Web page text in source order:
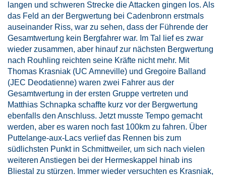
langen und schweren Strecke die Attacken gingen los. Als
das Feld an der Bergwertung bei Cadenbronn erstmals
auseinander Riss, war zu sehen, dass der Führende der
Gesamtwertung kein Bergfahrer war. Im Tal lief es zwar
wieder zusammen, aber hinauf zur nächsten Bergwertung
nach Rouhling reichten seine Kräfte nicht mehr. Mit
Thomas Krasniak (UC Amneville) und Gregoire Balland
(JEC Deodatienne) waren zwei Fahrer aus der
Gesamtwertung in der ersten Gruppe vertreten und
Matthias Schnapka schaffte kurz vor der Bergwertung
ebenfalls den Anschluss. Jetzt musste Tempo gemacht
werden, aber es waren noch fast 100km zu fahren. Über
Puttelange-aux-Lacs verlief das Rennen bis zum
südlichsten Punkt in Schmittweiler, um sich nach vielen
weiteren Anstiegen bei der Hermeskappel hinab ins
Bliestal zu stürzen. Immer wieder versuchten es Krasniak,